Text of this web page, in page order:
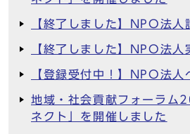
【終了しました】NPO法人
【終了しました】NPO法人
【登録受付中！】NPO法人
地域・社会貢献フォーラム
ネクト」を開催しました